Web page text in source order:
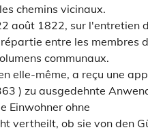
chemins vicinaux.
août 1822, sur l'entretien
entre les membres
communaux.
elle-même, a reçu une
) zu ausgedehnte
Einwohner ohne
vertheilt, ob sie von den